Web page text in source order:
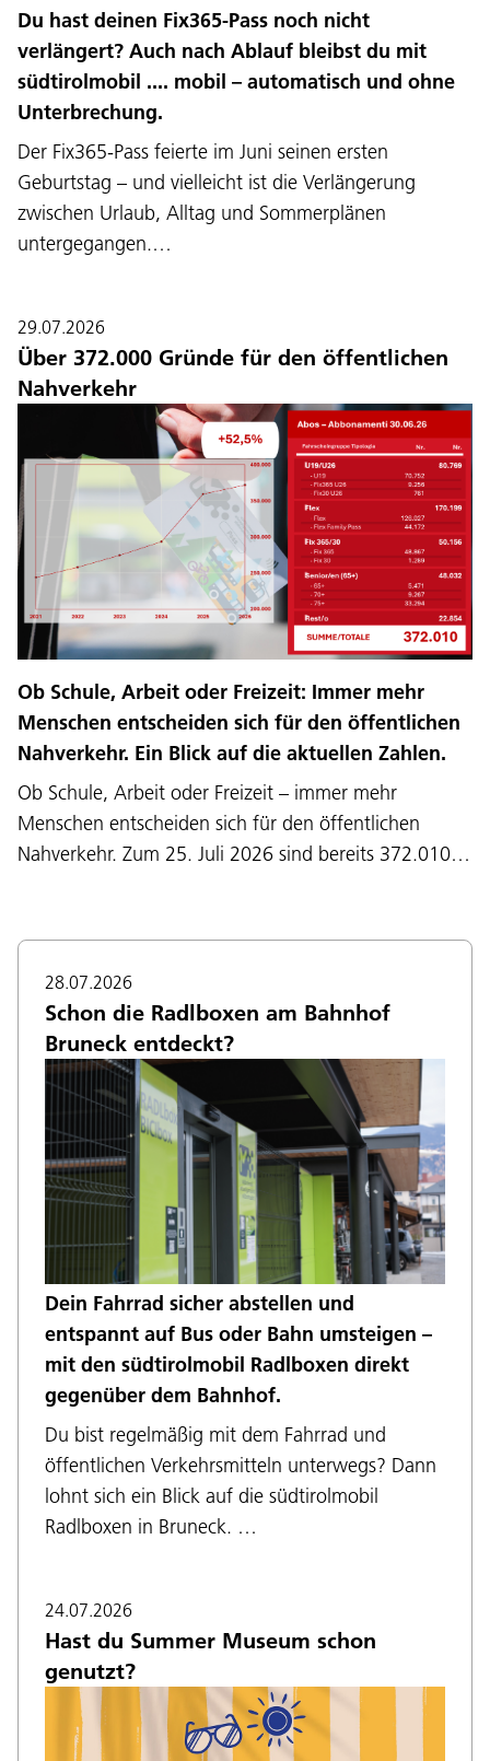
Du hast deinen Fix365-Pass noch nicht
verlängert? Auch nach Ablauf bleibst du mit
südtirolmobil .... mobil – automatisch und ohne
Unterbrechung.
Der Fix365-Pass feierte im Juni seinen ersten
Geburtstag – und vielleicht ist die Verlängerung
zwischen Urlaub, Alltag und Sommerplänen
untergegangen.…
29.07.2026
Über 372.000 Gründe für den öffentlichen
Nahverkehr
Ob Schule, Arbeit oder Freizeit: Immer mehr
Menschen entscheiden sich für den öffentlichen
Nahverkehr. Ein Blick auf die aktuellen Zahlen.
Ob Schule, Arbeit oder Freizeit – immer mehr
Menschen entscheiden sich für den öffentlichen
Nahverkehr. Zum 25. Juli 2026 sind bereits 372.010…
28.07.2026
Schon die Radlboxen am Bahnhof
Bruneck entdeckt?
Dein Fahrrad sicher abstellen und
entspannt auf Bus oder Bahn umsteigen –
mit den südtirolmobil Radlboxen direkt
gegenüber dem Bahnhof.
Du bist regelmäßig mit dem Fahrrad und
öffentlichen Verkehrsmitteln unterwegs? Dann
lohnt sich ein Blick auf die südtirolmobil
Radlboxen in Bruneck. …
24.07.2026
Hast du Summer Museum schon
genutzt?